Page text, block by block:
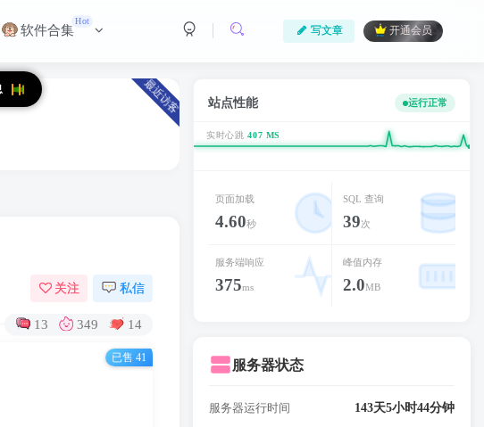
软件合集
Hot
写文章 开通会员
最近访客
关注 私信
13 349 14
已售 41
站点性能 运行正常
实时心跳 408 MS
页面加载
4.60秒
SQL 查询
39次
服务端响应
375ms
峰值内存
2.0MB
服务器状态
服务器运行时间 143天5小时44分钟